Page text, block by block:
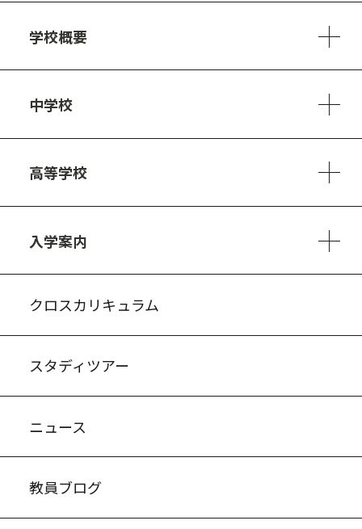
学校概要
中学校
高等学校
入学案内
クロスカリキュラム
スタディツアー
ニュース
教員ブログ